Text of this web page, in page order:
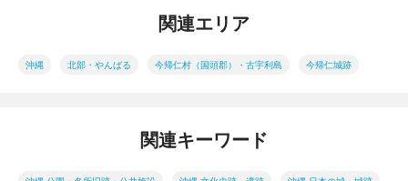
関連エリア
沖縄 北部・やんばる 今帰仁村（国頭郡）・古宇利島 今帰仁城跡
関連キーワード